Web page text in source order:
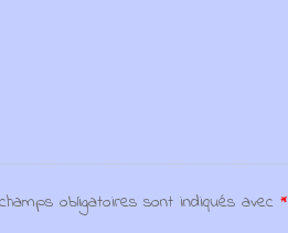
obligatoires sont indiqués avec *